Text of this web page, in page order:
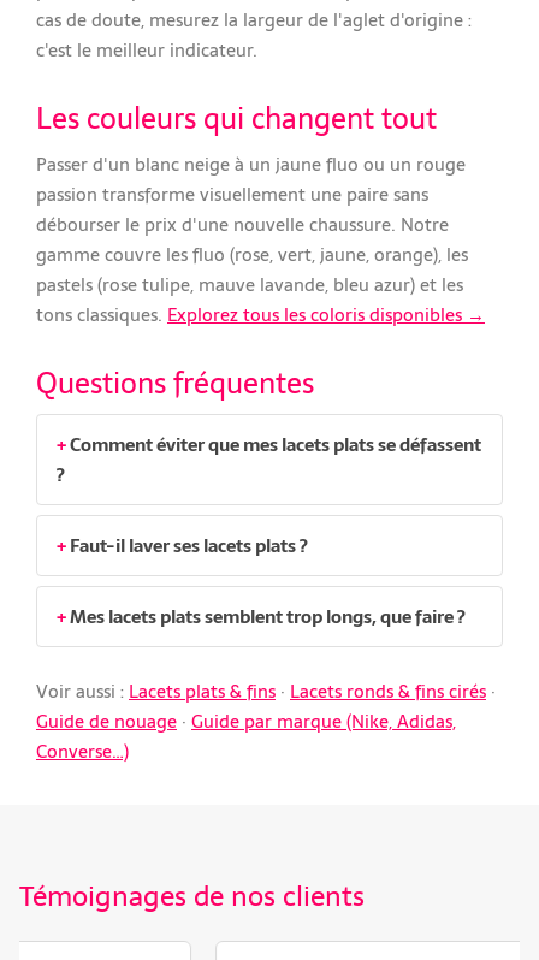
cas de doute, mesurez la largeur de l'aglet d'origine :
c'est le meilleur indicateur.
Les couleurs qui changent tout
Passer d'un blanc neige à un jaune fluo ou un rouge
passion transforme visuellement une paire sans
débourser le prix d'une nouvelle chaussure. Notre
gamme couvre les fluo (rose, vert, jaune, orange), les
pastels (rose tulipe, mauve lavande, bleu azur) et les
tons classiques. Explorez tous les coloris disponibles →
Questions fréquentes
Comment éviter que mes lacets plats se défassent
?
Faut-il laver ses lacets plats ?
Mes lacets plats semblent trop longs, que faire ?
Voir aussi : Lacets plats & fins · Lacets ronds & fins cirés ·
Guide de nouage · Guide par marque (Nike, Adidas,
Converse…)
Témoignages de nos clients